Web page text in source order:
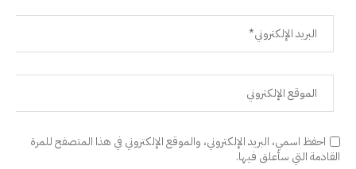
احفظ اسمي، البريد الإلكتروني، والموقع الإلكتروني في هذا المتصفح للمرة
القادمة التي سأعلق فيها.